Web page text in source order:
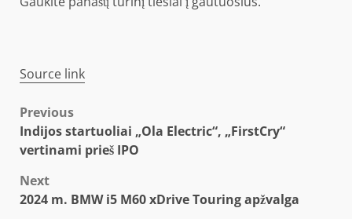
Source link
Post
navigation
Previous
Indijos startuoliai „Ola Electric“, „FirstCry“
vertinami prieš IPO
Next
2024 m. BMW i5 M60 xDrive Touring apžvalga